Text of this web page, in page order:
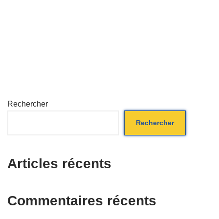
Rechercher
Rechercher
Articles récents
Commentaires récents